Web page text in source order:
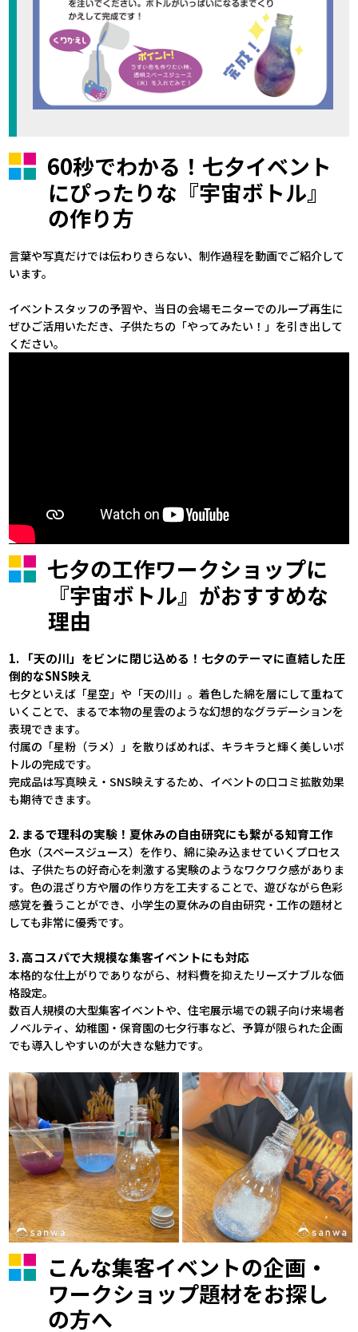
60秒でわかる！七夕イベント
にぴったりな『宇宙ボトル』
の作り方
言葉や写真だけでは伝わりきらない、制作過程を動画でご紹介して
います。
イベントスタッフの予習や、当日の会場モニターでのループ再生に
ぜひご活用いただき、子供たちの「やってみたい！」を引き出して
ください。
七夕の工作ワークショップに
『宇宙ボトル』がおすすめな
理由
1. 「天の川」をビンに閉じ込める！七夕のテーマに直結した圧
倒的なSNS映え
七夕といえば「星空」や「天の川」。着色した綿を層にして重ねて
いくことで、まるで本物の星雲のような幻想的なグラデーションを
表現できます。
付属の「星粉（ラメ）」を散りばめれば、キラキラと輝く美しいボ
トルの完成です。
完成品は写真映え・SNS映えするため、イベントの口コミ拡散効果
も期待できます。
2. まるで理科の実験！夏休みの自由研究にも繋がる知育工作
色水（スペースジュース）を作り、綿に染み込ませていくプロセス
は、子供たちの好奇心を刺激する実験のようなワクワク感がありま
す。色の混ざり方や層の作り方を工夫することで、遊びながら色彩
感覚を養うことができ、小学生の夏休みの自由研究・工作の題材と
しても非常に優秀です。
3. 高コスパで大規模な集客イベントにも対応
本格的な仕上がりでありながら、材料費を抑えたリーズナブルな価
格設定。
数百人規模の大型集客イベントや、住宅展示場での親子向け来場者
ノベルティ、幼稚園・保育園の七夕行事など、予算が限られた企画
でも導入しやすいのが大きな魅力です。
こんな集客イベントの企画・
ワークショップ題材をお探し
の方へ